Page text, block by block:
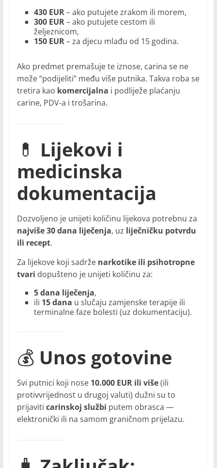
430 EUR– ako putujete zrakom ili morem,
300 EUR– ako putujete cestom ili
željeznicom,
150 EUR– za djecu mlađu od 15 godina.
Ako predmet premašuje te iznose, carina se ne
može “podijeliti” među više putnika. Takva roba se
tretira kao komercijalna i podliježe plaćanju
carine, PDV-a i trošarina.
💊 Lijekovi i
medicinska
dokumentacija
Dozvoljeno je unijeti količinu lijekova potrebnu za
najviše 30 dana liječenja, uz liječničku potvrdu
ili recept.
Za lijekove koji sadrže narkotike ili psihotropne
tvari dopušteno je unijeti količinu za:
5 dana liječenja,
ili 15 dana u slučaju zamjenske terapije ili
terminalne faze bolesti (uz dokumentaciju).
💰 Unos gotovine
Svi putnici koji nose 10.000 EUR ili više(ili
protivvrijednost u drugoj valuti) dužni su to
prijaviti carinskoj službi putem obrasca —
elektronički ili na samom graničnom prijelazu.